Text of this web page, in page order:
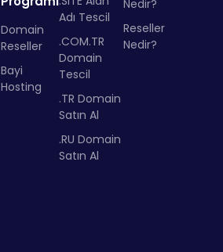
Domain
Reseller
Bayi
Hosting
Adı Tescil
.COM.TR
Domain
Tescil
.TR Domain
Satın Al
.RU Domain
Satın Al
Nedir?
Reseller
Nedir?